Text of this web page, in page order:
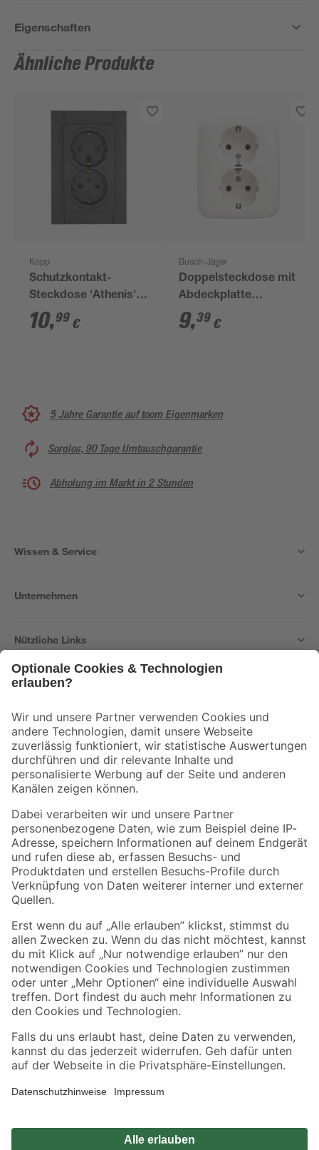
Eigenschaften
Ähnliche Produkte
Kopp
Schutzkontakt-
Steckdose 'Athenis'
2-fach senkrecht
anthrazit
10,99 €
Busch-Jäger
Doppelsteckdose mit
Abdeckplatte
alpinweiß
9,39 €
5 Jahre Garantie auf toom Eigenmarken
Sorglos, 90 Tage Umtauschgarantie
Abholung im Markt in 2 Stunden
Wissen & Service
Unternehmen
Nützliche Links
Der toom Newsletter: Keine Angebote und Aktionen mehr verpassen!
Zur Newsletter Anmeldung
Folge uns
Zahlungsarten Versandarten
Sicher einkaufen
Jetzt die toom-App herunterladen
Alle Preisangaben in EUR inkl. gesetzl. MwSt.. Die dargestellten Angebote sind unter
Umständen nicht in allen Märkten verfügbar. Die angegebenen Verfügbarkeiten beziehen
Produkte nur solange der Vorrat reicht.
*Paketversand ab 59 € versandkostenfrei, gilt nicht für Artikel mit Speditionsversand, hier
Privatsphäre Impressum